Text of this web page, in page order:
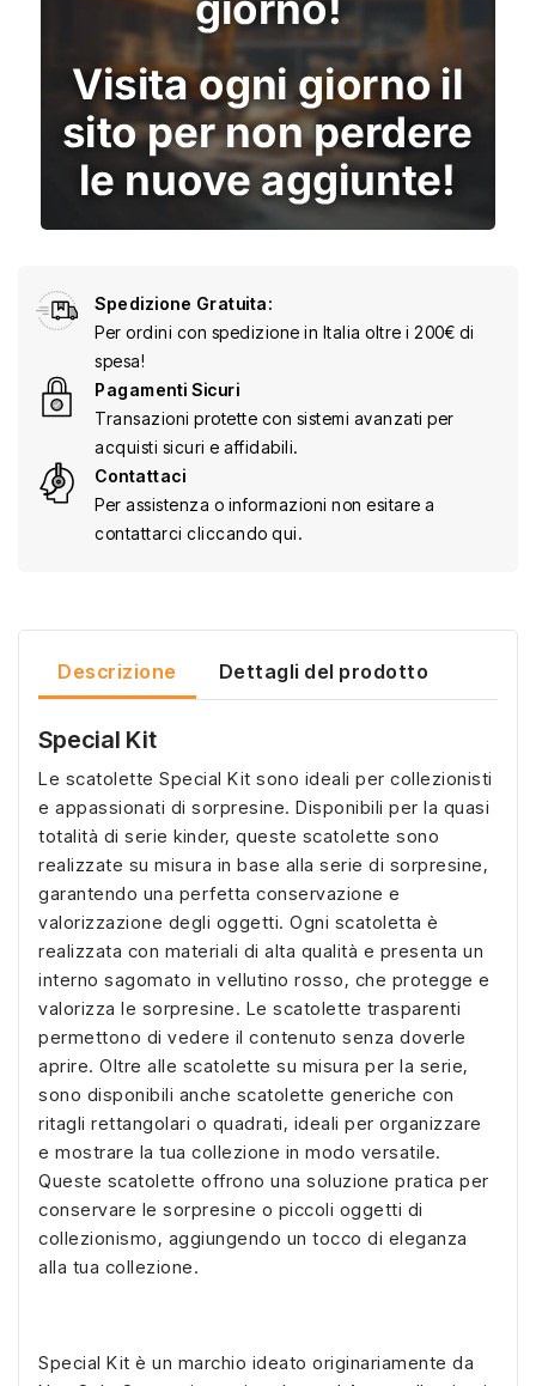
Spedizione Gratuita:
Per ordini con spedizione in Italia oltre i 200€ di
spesa!
Pagamenti Sicuri
Transazioni protette con sistemi avanzati per
acquisti sicuri e affidabili.
Contattaci
Per assistenza o informazioni non esitare a
contattarci cliccando qui.
Descrizione Dettagli del prodotto
Special Kit
Le scatolette Special Kit sono ideali per collezionisti
e appassionati di sorpresine. Disponibili per la quasi
totalità di serie kinder, queste scatolette sono
realizzate su misura in base alla serie di sorpresine,
garantendo una perfetta conservazione e
valorizzazione degli oggetti. Ogni scatoletta è
realizzata con materiali di alta qualità e presenta un
interno sagomato in vellutino rosso, che protegge e
valorizza le sorpresine. Le scatolette trasparenti
permettono di vedere il contenuto senza doverle
aprire. Oltre alle scatolette su misura per la serie,
sono disponibili anche scatolette generiche con
ritagli rettangolari o quadrati, ideali per organizzare
e mostrare la tua collezione in modo versatile.
Queste scatolette offrono una soluzione pratica per
conservare le sorpresine o piccoli oggetti di
collezionismo, aggiungendo un tocco di eleganza
alla tua collezione.
Special Kit è un marchio ideato originariamente da